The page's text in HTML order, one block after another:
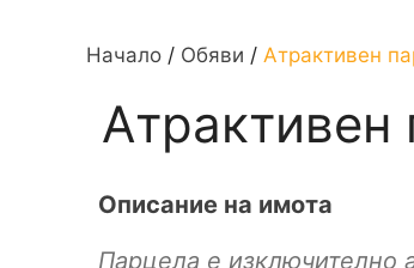
Начало / Обяви / Атрактивен
Описание на имота
Парцела е изключително